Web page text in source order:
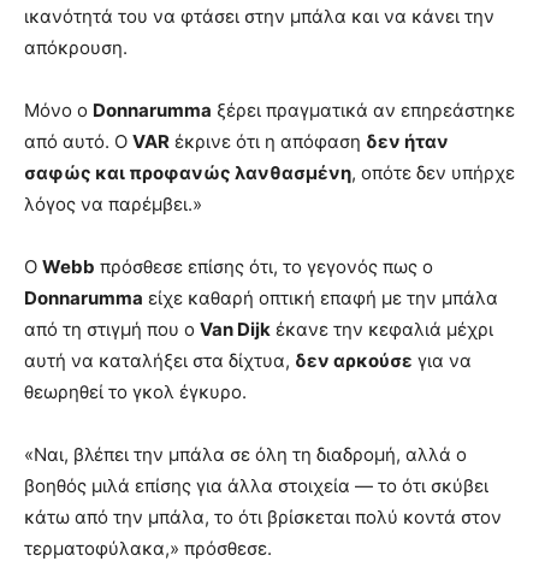
ικανότητά του να φτάσει στην μπάλα και να κάνει την
απόκρουση.
Μόνο ο Donnarumma ξέρει πραγματικά αν επηρεάστηκε
από αυτό. Ο VAR έκρινε ότι η απόφαση δεν ήταν
σαφώς και προφανώς λανθασμένη, οπότε δεν υπήρχε
λόγος να παρέμβει.»
Ο Webb πρόσθεσε επίσης ότι, το γεγονός πως ο
Donnarumma είχε καθαρή οπτική επαφή με την μπάλα
από τη στιγμή που ο Van Dijk έκανε την κεφαλιά μέχρι
αυτή να καταλήξει στα δίχτυα, δεν αρκούσε για να
θεωρηθεί το γκολ έγκυρο.
«Ναι, βλέπει την μπάλα σε όλη τη διαδρομή, αλλά ο
βοηθός μιλά επίσης για άλλα στοιχεία — το ότι σκύβει
κάτω από την μπάλα, το ότι βρίσκεται πολύ κοντά στον
τερματοφύλακα,» πρόσθεσε.